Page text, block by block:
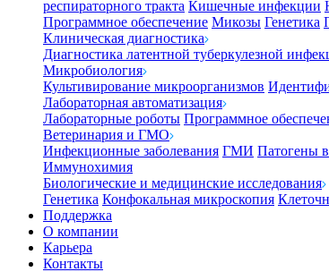
респираторного тракта Кишечные инфекции
Программное обеспечение Микозы Генетика
Клиническая диагностика
Диагностика латентной туберкулезной
Микробиология
Культивирование микроорганизмов
Лабораторная автоматизация
Лабораторные роботы Программное
Ветеринария и ГМО
Инфекционные заболевания ГМИ Патогены
Иммунохимия
Биологические и медицинские исследования
Генетика Конфокальная микроскопия
Поддержка
О компании
Карьера
Контакты